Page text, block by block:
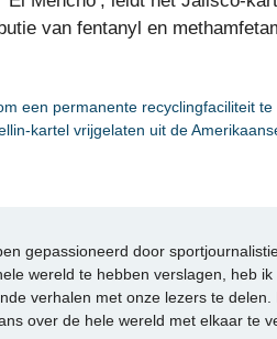
van fentanyl en
een ​​permanente recyclingfaciliteit
kartel vrijgelaten uit de
gepassioneerd door
wereld te hebben verslagen, heb
verhalen met onze lezers te
over de hele wereld met elkaar te